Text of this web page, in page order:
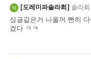
도레미파솔라희 솔라희
싱글같은거 나올꺼 뻔히
겠다 ㅋㅋ